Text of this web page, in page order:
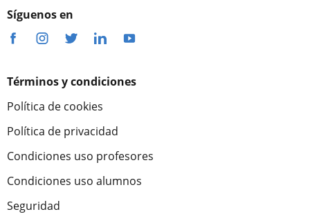
Síguenos en
Términos y condiciones
Política de cookies
Política de privacidad
Condiciones uso profesores
Condiciones uso alumnos
Seguridad